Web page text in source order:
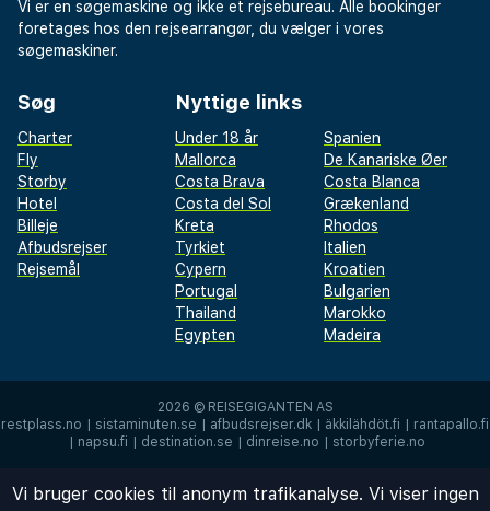
Vi er en søgemaskine og ikke et rejsebureau. Alle bookinger
foretages hos den rejsearrangør, du vælger i vores
søgemaskiner.
Søg
Charter
Fly
Storby
Hotel
Billeje
Afbudsrejser
Rejsemål
Nyttige links
Under 18 år
Spanien
Mallorca
De Kanariske Øer
Costa Brava
Costa Blanca
Costa del Sol
Grækenland
Kreta
Rhodos
Tyrkiet
Italien
Cypern
Kroatien
Portugal
Bulgarien
Thailand
Marokko
Egypten
Madeira
2026 © REISEGIGANTEN AS
restplass.no | sistaminuten.se | afbudsrejser.dk | äkkilähdöt.fi | rantapallo.fi
| napsu.fi | destination.se | dinreise.no | storbyferie.no
Vi bruger cookies til anonym trafikanalyse. Vi viser ingen